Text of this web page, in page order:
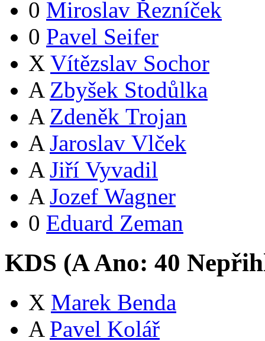
0 Miroslav Řezníček
0 Pavel Seifer
X Vítězslav Sochor
A Zbyšek Stodůlka
A Zdeněk Trojan
A Jaroslav Vlček
A Jiří Vyvadil
A Jozef Wagner
0 Eduard Zeman
KDS (AAno: 40
X Marek Benda
A Pavel Kolář